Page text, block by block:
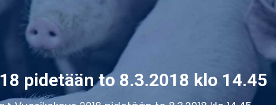
pidetään to 8.3.2018 klo 14.45